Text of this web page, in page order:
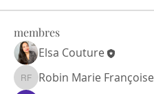
membres
Elsa Couture
Robin Marie Françoise
Robin Marie Françoise